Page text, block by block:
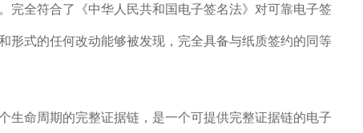
完全符合了《中华人民共和国电子签名法》对可靠电子签
形式的任何改动能够被发现，完全具备与纸质签约的同等
生命周期的完整证据链，是一个可提供完整证据链的电子